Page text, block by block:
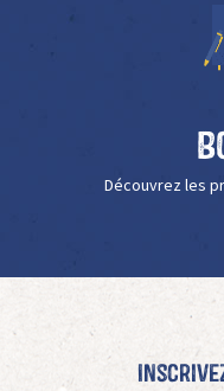
Découvrez les